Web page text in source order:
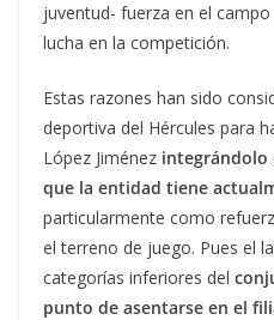
juventud- fuerza en el
lucha en la competición.
Estas razones han sido
deportiva del Hércules para
López Jiménez integrándolo
que la entidad tiene
particularmente como
el terreno de juego. Pues el
categorías inferiores del
punto de asentarse en el